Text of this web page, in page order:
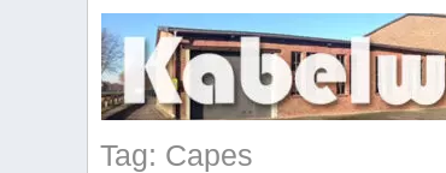
Tag: Capes